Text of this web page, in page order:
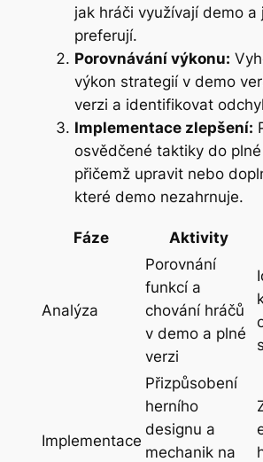
jak hráči využívají demo a
preferují.
Porovnávání výkonu:
výkon strategií v demo
verzi a identifikovat
Implementace zlepšení:
osvědčené taktiky do
přičemž upravit nebo
které demo nezahrnuje.
Fáze Aktivity
Analýza
Porovnání
funkcí a
chování hráčů
v demo a plné
verzi
Implementace
Přizpůsobení
herního
designu a
mechanik na